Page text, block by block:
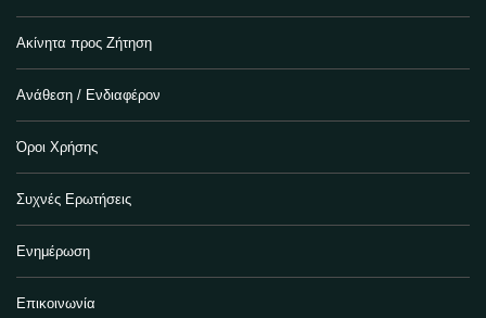
Ακίνητα προς Ζήτηση
Ανάθεση / Ενδιαφέρον
Όροι Χρήσης
Συχνές Ερωτήσεις
Ενημέρωση
Επικοινωνία